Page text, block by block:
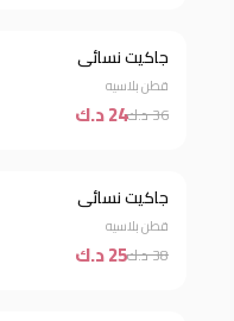
خصم 33%
جاكيت نسائي
قطن بلاسيه
36 د.ك 24 د.ك
خصم 34%
جاكيت نسائي
قطن بلاسيه
38 د.ك 25 د.ك